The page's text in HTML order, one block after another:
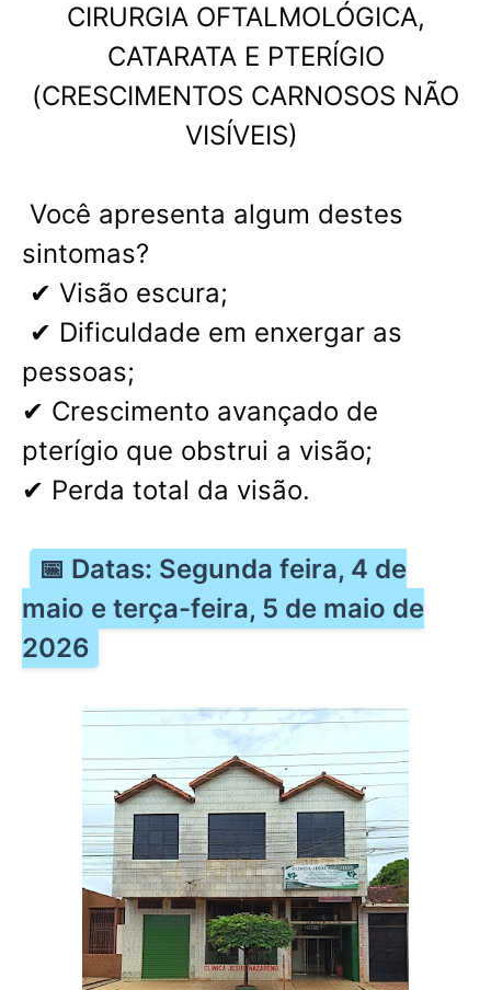
CIRURGIA OFTALMOLÓGICA,
CATARATA E PTERÍGIO
(CRESCIMENTOS CARNOSOS NÃO
VISÍVEIS)
Você apresenta algum destes
sintomas?
✔ Visão escura;
✔ Dificuldade em enxergar as
pessoas;
✔ Crescimento avançado de
pterígio que obstrui a visão;
✔ Perda total da visão.
📅 Datas: Segunda feira, 4 de
maio e terça-feira, 5 de maio de
2026